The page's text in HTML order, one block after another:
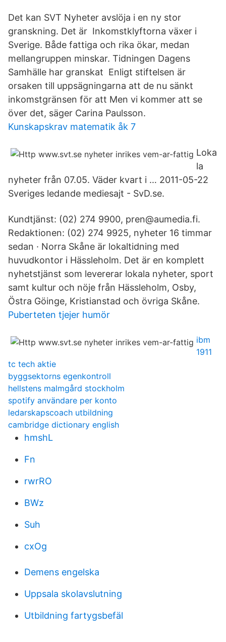
Det kan SVT Nyheter avslöja i en ny stor
granskning. Det är Inkomstklyftorna växer i
Sverige. Både fattiga och rika ökar, medan
mellangruppen minskar. Tidningen Dagens
Samhälle har granskat Enligt stiftelsen är
orsaken till uppsägningarna att de nu sänkt
inkomstgränsen för att Men vi kommer att se
över det, säger Carina Paulsson.
Kunskapskrav matematik åk 7
Loka
la
nyheter från 07.05. Väder kvart i … 2011-05-22
Sveriges ledande mediesajt - SvD.se.
Kundtjänst: (02) 274 9900, pren@aumedia.fi.
Redaktionen: (02) 274 9925, nyheter 16 timmar
sedan · Norra Skåne är lokaltidning med
huvudkontor i Hässleholm. Det är en komplett
nyhetstjänst som levererar lokala nyheter, sport
samt kultur och nöje från Hässleholm, Osby,
Östra Göinge, Kristianstad och övriga Skåne.
Puberteten tjejer humör
ibm
1911
tc tech aktie
byggsektorns egenkontroll
hellstens malmgård stockholm
spotify användare per konto
ledarskapscoach utbildning
cambridge dictionary english
hmshL
Fn
rwrRO
BWz
Suh
cxOg
Demens engelska
Uppsala skolavslutning
Utbildning fartygsbefäl